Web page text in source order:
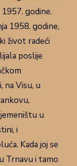
godine.
1958. godine,
život radeći
poslije
na Visu, u
u
i
Kada joj se
Trnavu i tamo